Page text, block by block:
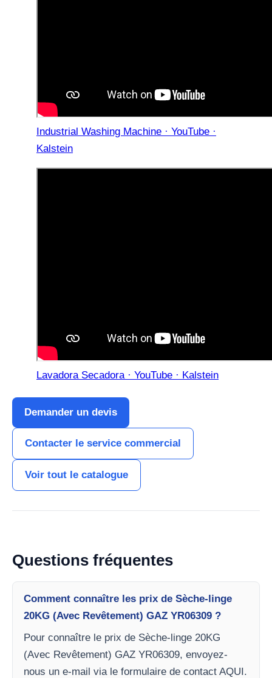
Industrial Washing Machine · YouTube ·
Kalstein
Lavadora Secadora · YouTube · Kalstein
Demander un devis
Contacter le service commercial
Voir tout le catalogue
Questions fréquentes
Comment connaître les prix de Sèche-linge
20KG (Avec Revêtement) GAZ YR06309 ?
Pour connaître le prix de Sèche-linge 20KG
(Avec Revêtement) GAZ YR06309, envoyez-
nous un e-mail via le formulaire de contact AQUI.